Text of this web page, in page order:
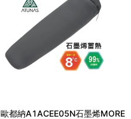
歐都納A1ACEE05N石墨烯MORE